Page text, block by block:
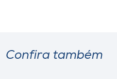
Confira também